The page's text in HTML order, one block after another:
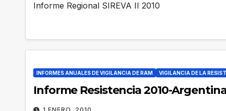
Informe Regional SIREVA II 2010
INFORMES ANUALES DE VIGILANCIA DE RAM VIGILANCIA DE LA
Informe Resistencia 2010-